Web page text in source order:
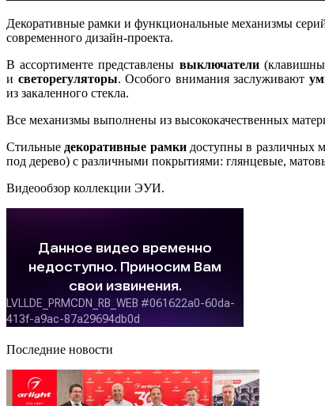
Декоративные рамки и функциональные механизмы
современного дизайн-проекта.
В ассортименте представлены выключатели
и светорегуляторы. Особого внимания заслуживают
из закаленного стекла.
Все механизмы выполнены из высококачественных
Стильные декоративные рамкидоступны в различных
под дерево) с различными покрытиями: глянцевые,
Видеообзор коллекции ЭУИ.
Последние новости